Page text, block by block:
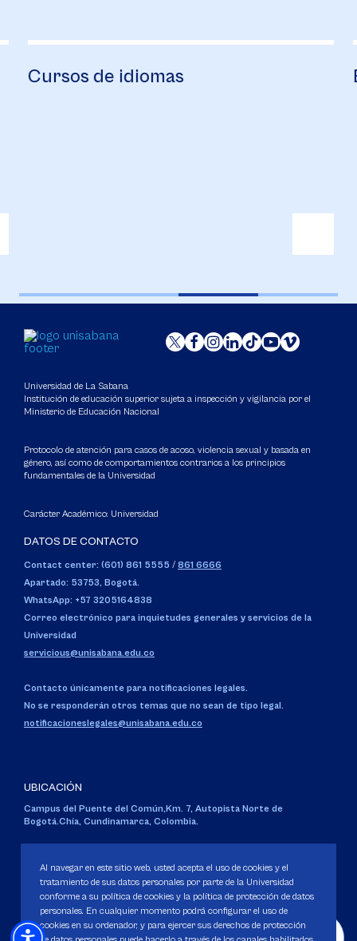
Cursos de idiomas
Universidad de La Sabana
Institución de educación superior sujeta a inspección y vigilancia por el
Ministerio de Educación Nacional
Protocolo de atención para casos de acoso, violencia sexual y basada en
género, así como de comportamientos contrarios a los principios
fundamentales de la Universidad
Carácter Académico: Universidad
DATOS DE CONTACTO
Contact center: (601) 861 5555 / 861 6666
Apartado: 53753, Bogotá.
WhatsApp: +57 3205164838
Correo electrónico para inquietudes generales y servicios de la
Universidad
servicious@unisabana.edu.co
Contacto únicamente para notificaciones legales.
No se responderán otros temas que no sean de tipo legal.
notificacioneslegales@unisabana.edu.co
UBICACIÓN
Campus del Puente del Común,Km. 7, Autopista Norte de
Bogotá.Chía, Cundinamarca, Colombia.
Personería Jurídica:Resolución 130 del 14 de enero de 1980.
Ministerio de Educación Nacional.
Al navegar en este sitio web, usted acepta el uso de cookies y el
tratamiento de sus datos personales por parte de la Universidad
conforme a su política de cookies y la política de protección de datos
personales. En cualquier momento podrá configurar el uso de
cookies en su ordenador, y para ejercer sus derechos de protección